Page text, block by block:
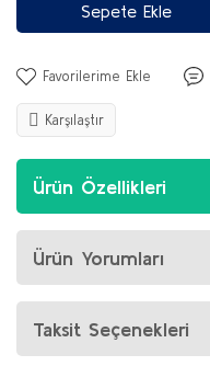
Sepete Ekle
Karşılaştır
Ürün Özellikleri
Ürün Yorumları
Taksit Seçenekleri